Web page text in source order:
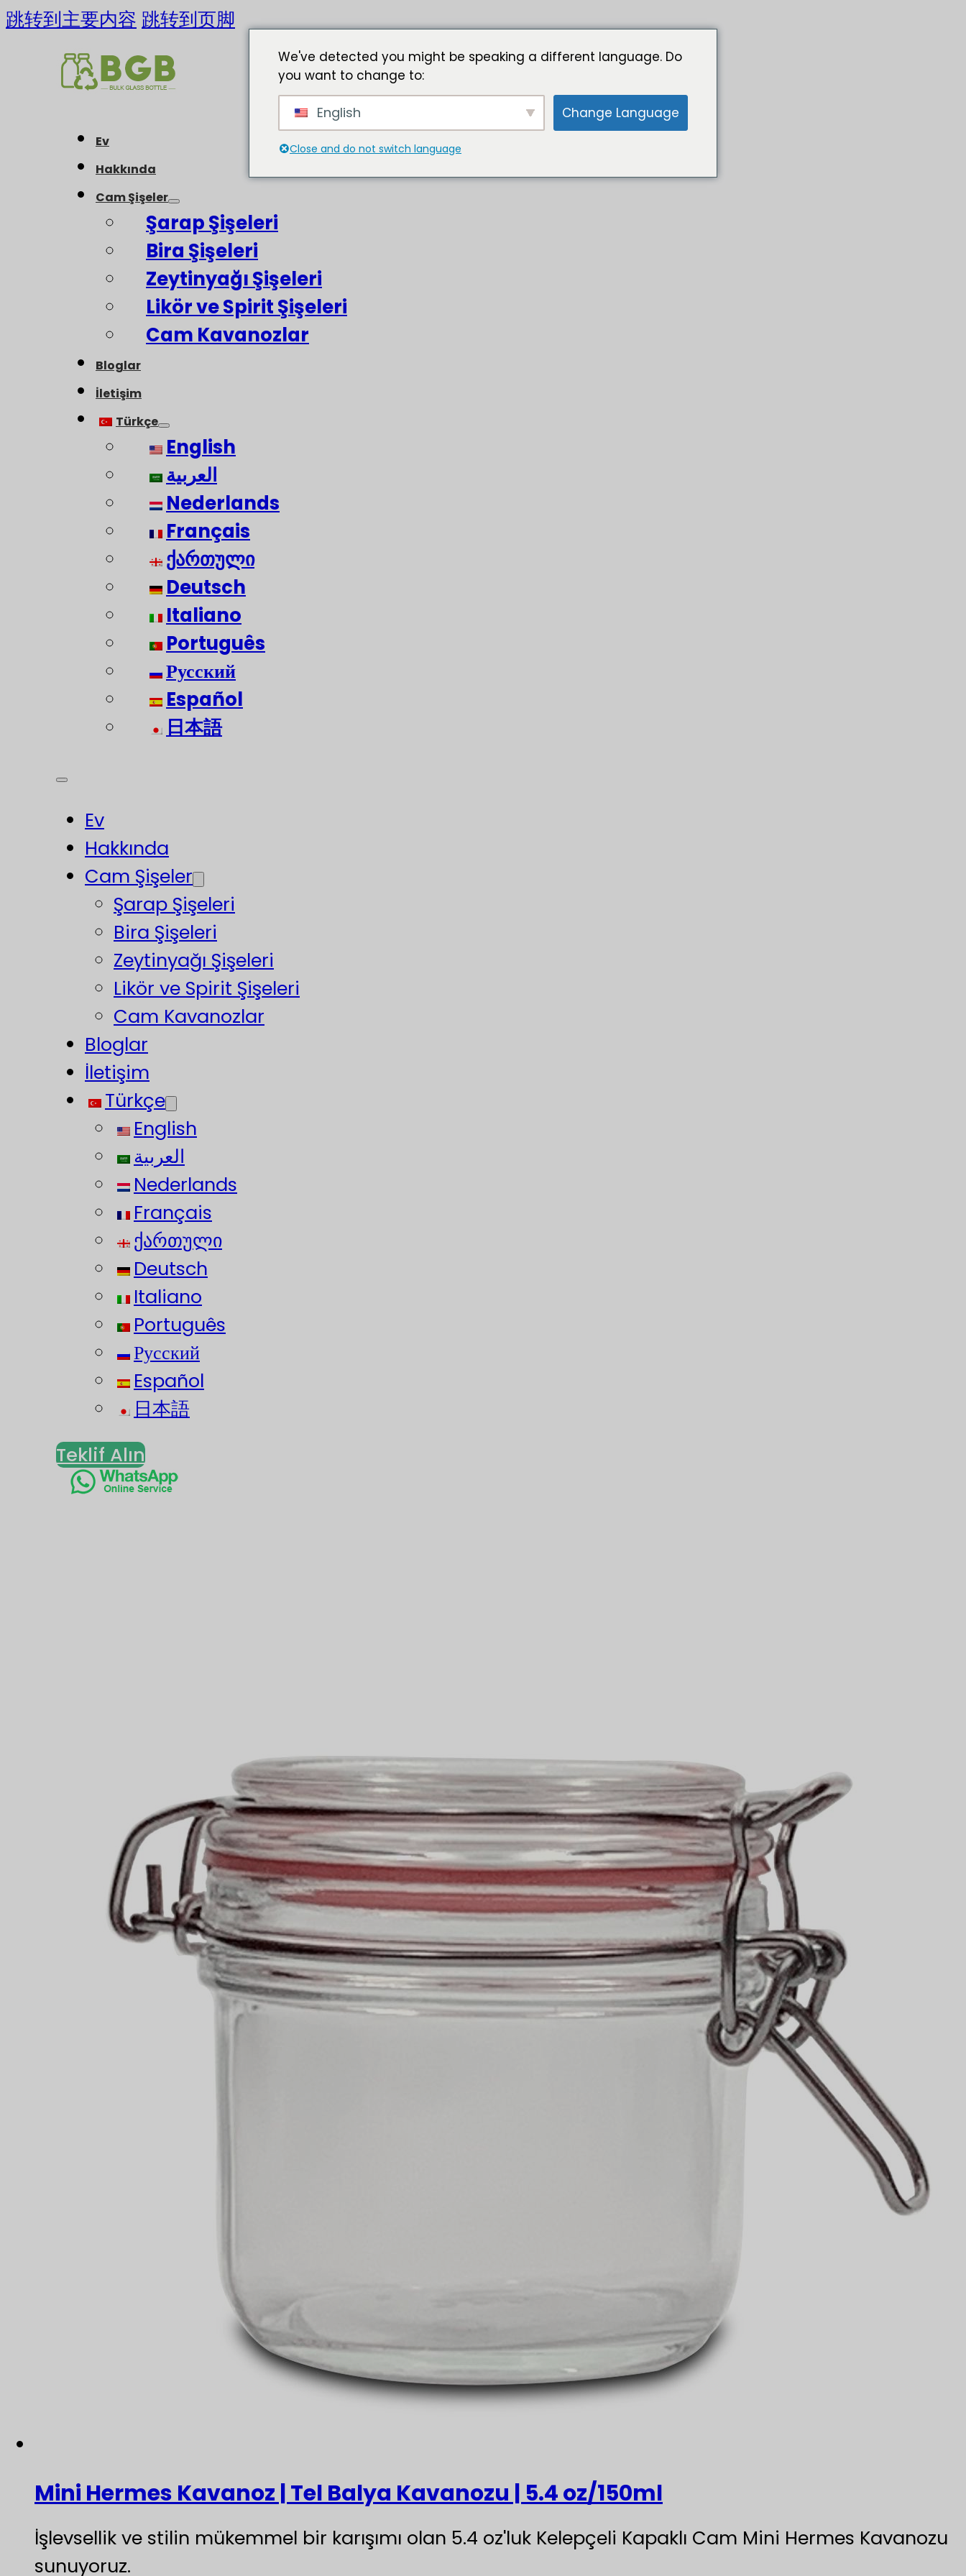
跳转到主要内容 跳转到页脚
Ev
Hakkında
Cam Şişeler
Şarap Şişeleri
Bira Şişeleri
Zeytinyağı Şişeleri
Likör ve Spirit Şişeleri
Cam Kavanozlar
Bloglar
İletişim
Türkçe
English
العربية
Nederlands
Français
ქართული
Deutsch
Italiano
Português
Русский
Español
日本語
Ev
Hakkında
Cam Şişeler
Şarap Şişeleri
Bira Şişeleri
Zeytinyağı Şişeleri
Likör ve Spirit Şişeleri
Cam Kavanozlar
Bloglar
İletişim
Türkçe
English
العربية
Nederlands
Français
ქართული
Deutsch
Italiano
Português
Русский
Español
日本語
Teklif Alın
Mini Hermes Kavanoz | Tel Balya Kavanozu | 5.4 oz/150ml
İşlevsellik ve stilin mükemmel bir karışımı olan 5.4 oz'luk Kelepçeli Kapaklı Cam Mini Hermes Kavanozu
sunuyoruz.
We've detected you might be speaking a different language. Do
you want to change to:
English Change Language
Close and do not switch language